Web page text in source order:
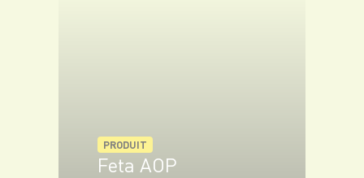
PRODUIT
Feta AOP